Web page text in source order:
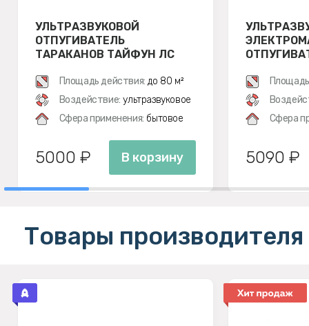
УЛЬТРАЗВУКОВОЙ
ОТПУГИВАТЕЛЬ
ТАРАКАНОВ ТАЙФУН ЛС
Площадь действия: до 80 м²
Воздействие: ультразвуковое
Сфера применения: бытовое
5000 ₽ В корзину
Сфера
5090 ₽
Товары производителя